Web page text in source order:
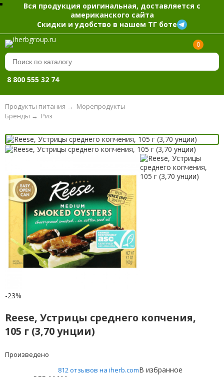
Вся продукция оригинальная, доставляется с
американского сайта
Скидки и удобство в нашем ТГ боте
0
8 800 555 32 74
Продукты питания → Морепродукты
Риз
Бренды →
-23%
Reese, Устрицы среднего копчения,
105 г (3,70 унции)
Произведено
812 отзывов на iherb.comВ избранное